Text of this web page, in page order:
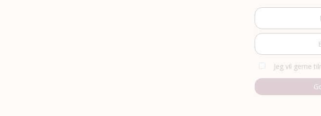
Jeg vil gerne